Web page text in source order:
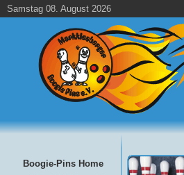
Samstag 08. August 2026
Boogie-Pins Home